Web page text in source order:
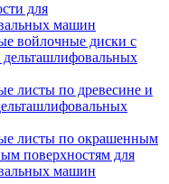
для
машин
войлочные диски с
дельташлифовальных
листы по древесине и
листы по окрашенным
поверхностям для
машин